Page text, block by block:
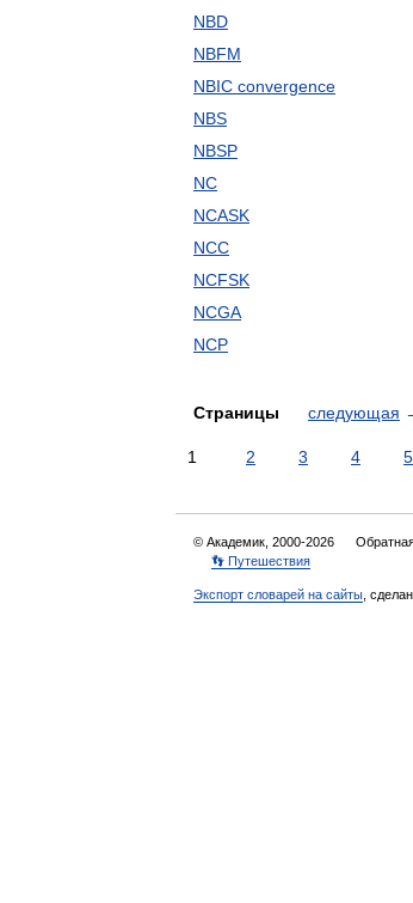
NBD
NBFM
NBIC convergence
NBS
NBSP
NC
NCASK
NCC
NCFSK
NCGA
NCP
Страницы следующая
1 2 3 4 5
© Академик, 2000-2026
👣 Путешествия
Экспорт словарей на сайты ,